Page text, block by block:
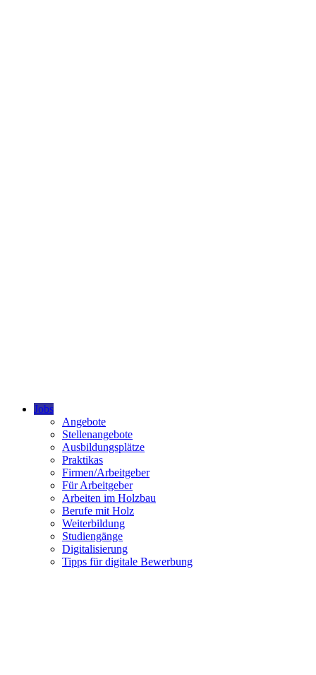
Jobs
Angebote
Stellenangebote
Ausbildungsplätze
Praktikas
Firmen/Arbeitgeber
Für Arbeitgeber
Arbeiten im Holzbau
Berufe mit Holz
Weiterbildung
Studiengänge
Digitalisierung
Tipps für digitale Bewerbung